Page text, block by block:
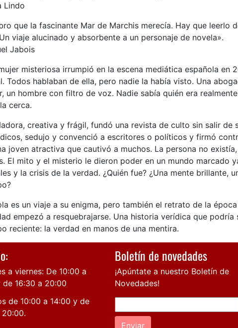
Lindo
que la fascinante Mar de Marchis merecía. Hay que leerlo
viaje alucinado y absorbente a un personaje de novela».
Jabois
misteriosa irrumpió en la escena mediática española en
Todos hablaban de ella, pero nadie la había visto. Una
un hombre con filtro de voz. Nadie sabía quién era
cerca.
creativa y frágil, fundó una revista de culto sin salir de
sedujo y convenció a escritores o políticos y firmó
joven atractiva que cautivó a muchos. La persona no
El mito y el misterio le dieron poder en un mundo marcado
y la crisis de la verdad. ¿Quién fue? ¿Una mente brillante,
es un viaje a su enigma, pero también el retrato de la
empezó a resquebrajarse. Una historia verídica que
reciente: la verdad en manos de una mentira.
a viernes: De 10:00 a
de 16:30 a 20:00
de 10:00 a 14:00 y de
20:00.
Boletín de novedades
¡Apúntate a nuestro Boletín de
Novedades!
Enviar